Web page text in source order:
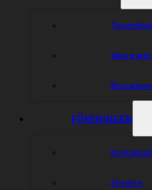
Våra
Bli partner
FÖRENINGEN
Kontakta
Styrelse